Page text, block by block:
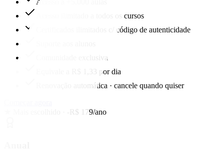
Acesso a +5.000 aulas
Acesso ilimitado a todos os cursos
Certificados ilimitados c/ código de autenticidade
Comunidade exclusiva
Equivale a R$ 1,33 por dia
Renovação automática · cancele quando quiser
★ Mais escolhido · -R$ 179/ano